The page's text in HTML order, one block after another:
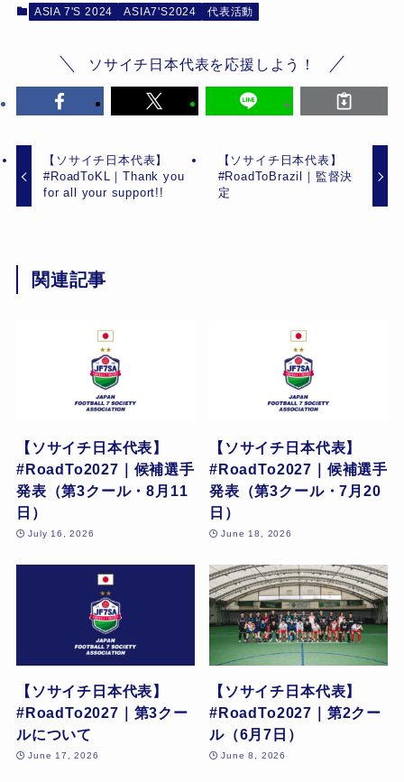
ASIA 7'S 2024 ASIA7'S2024 代表活動
ソサイチ日本代表を応援しよう！
【ソサイチ日本代表】
#RoadToKL｜Thank you
for all your support!!
【ソサイチ日本代表】
#RoadToBrazil｜監督決
定
関連記事
【ソサイチ日本代表】
#RoadTo2027｜候補選手
発表（第3クール・8月11
日）
July 16, 2026
【ソサイチ日本代表】
#RoadTo2027｜候補選手
発表（第3クール・7月20
日）
June 18, 2026
【ソサイチ日本代表】
#RoadTo2027｜第3クー
ルについて
June 17, 2026
【ソサイチ日本代表】
#RoadTo2027｜第2クー
ル（6月7日）
June 8, 2026